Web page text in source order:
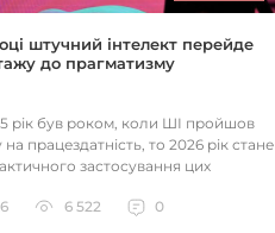
штучний інтелект перейде
до прагматизму
рік був роком, коли ШІ пройшов
на працездатність, то 2026 рік стане
застосування цих
6 522 0